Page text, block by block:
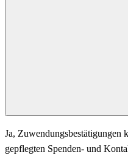
Ja, Zuwendungsbestätigungen
gepflegten Spenden- und